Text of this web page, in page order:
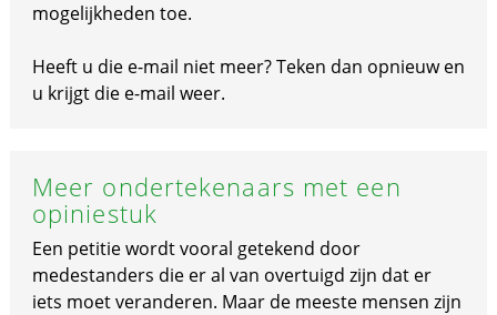
mogelijkheden toe.
Heeft u die e-mail niet meer? Teken dan opnieuw en
u krijgt die e-mail weer.
Meer ondertekenaars met een
opiniestuk
Een petitie wordt vooral getekend door
medestanders die er al van overtuigd zijn dat er
iets moet veranderen. Maar de meeste mensen zijn